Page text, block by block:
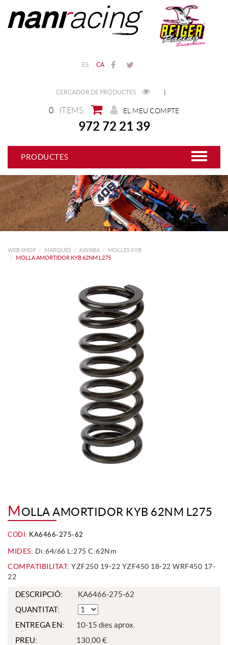
ES CA
CERCADOR DE PRODUCTES |
0 ITEMS EL MEU COMPTE
972 72 21 39
PRODUCTES
WEB SHOP MARQUES KAYABA
MOLLES KYB
MOLLA AMORTIDOR KYB 62NM L275
MOLLA AMORTIDOR KYB 62NM L275
CODI: KA6466-275-62
MIDES: Di:64/66 L:275 C:62Nm
COMPATIBILITAT: YZF250 19-22 YZF450 18-22 WRF450 17-
22
DESCRIPCIÓ:
KA6466-275-62
QUANTITAT:
ENTREGA EN:
10-15 dies aprox.
PREU:
130,00 €